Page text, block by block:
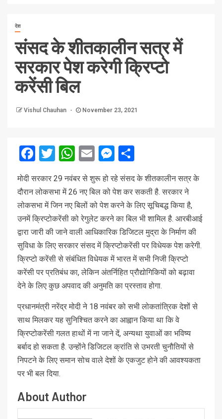
देश
संसद के शीतकालीन सत्र में
सरकार पेश करेगी क्रिप्टो
करेंसी बिल
Vishul Chauhan November 23, 2021
Facebook
Twitter
WhatsApp
EmailMessenger
मोदी सरकार 29 नवंबर से शुरू हो रहे संसद के शीतकालीन सत्र के
दौरान लोकसभा में 26 नए बिल को पेश कर सकती है. सरकार ने
लोकसभा में जिन नए बिलों को पेश करने के लिए सूचिबद्ध किया है,
उनमें क्रिप्टोकरेंसी को रेगुलेट करने का बिल भी शामिल है. आरबीआई
द्वारा जारी की जाने वाली आधिकारिक डिजिटल मुद्रा के निर्माण की
सुविधा के लिए सरकार संसद में क्रिप्टोकरेंसी पर विधेयक पेश करेगी.
क्रिप्टो करेंसी से संबंधित विधेयक में भारत में सभी निजी क्रिप्टो
करेंसी पर प्रतिबंध का, लेकिन अंतर्निहित प्रौद्योगिकियों को बढ़ावा
देने के लिए कुछ अपवाद की अनुमति का प्रस्ताव होगा.
प्रधानमंत्री नरेंद्र मोदी ने 18 नवंबर को सभी लोकतांत्रिक देशों से
साथ मिलकर यह सुनिश्चित करने का आह्वान किया था कि वे
क्रिप्टोकरेंसी गलत हाथों में ना जाने दें, अन्यथा युवाओं का भविष्य
बर्बाद हो सकता है. उन्होंने डिजिटल क्रांति से उभरती चुनौतियों से
निपटने के लिए समान सोच वाले देशों के एकजुट होने की आवश्यकता
पर भी बल दिया.
About Author